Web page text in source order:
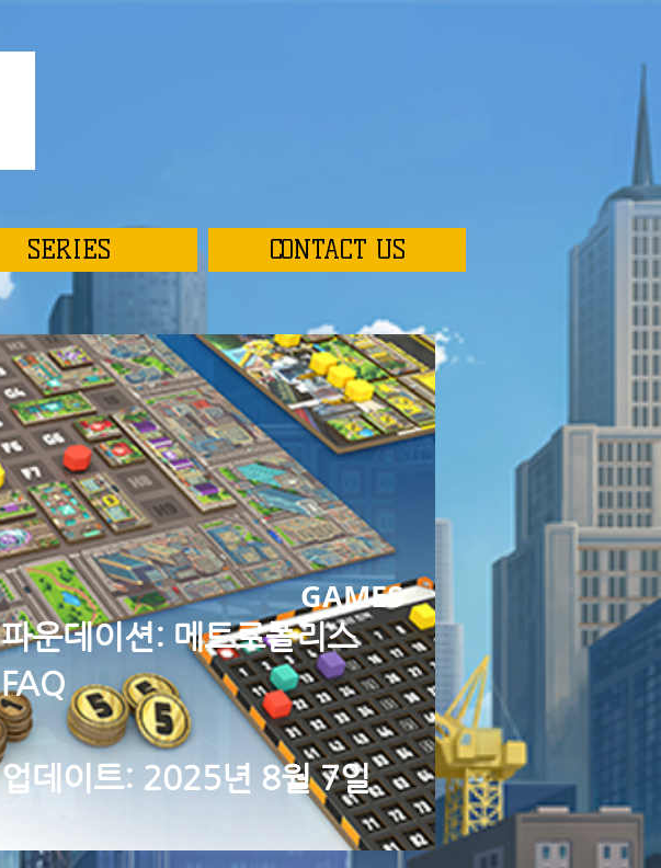
SERIES CONTACT US
GAMES
파운데이션: 메트로폴리스
FAQ
​업데이트: 2025년 8월 7일